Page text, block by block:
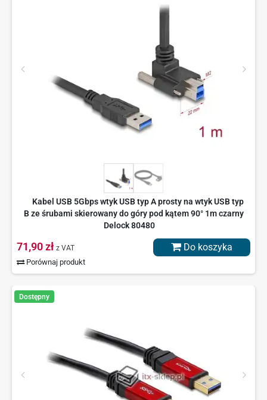
Kabel USB 5Gbps wtyk USB typ A prosty na wtyk USB typ
B ze śrubami skierowany do góry pod kątem 90° 1m czarny
Delock 80480
71,90 zł z VAT
Porównaj produkt
Do koszyka
Dostępny